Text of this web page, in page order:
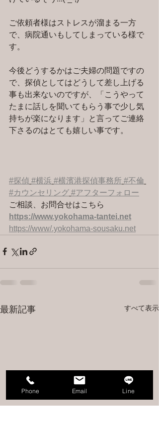
ご依頼者様はストレスが溜まる一方
で、病院通いもしてしまっている様で
す。
今後どうするかはご夫婦の問題ですの
で、探偵としてはどうして差し上げる
事も出来ないのですが、「こうやって
たまに話しを聞いてもらう事で少し気
持ちが楽になります」と言ってご連絡
下さるのはとても嬉しい事です。
#探偵 #横浜 #横濱港探偵事務所 #不倫
#カウンセリング #アフターフォロー
ご相談、お問合せはこちら
https://www.yokohama-tantei.net
https://www/.yokohama-sousaku.net
最新記事 すべて表示
Phone Email Line